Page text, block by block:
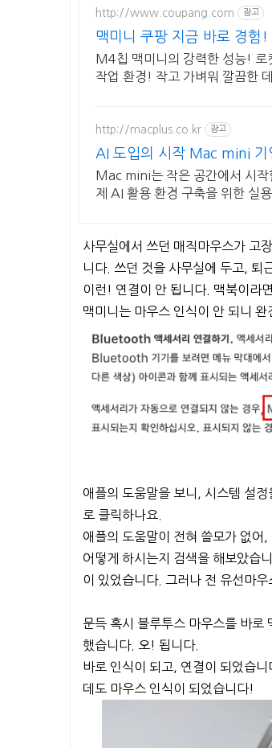
http://www.coupang.com 광고
맥미니 쿠팡 지금 바로 경험!
M4칩 맥미니의 강력한 성능! 로
작업 환경! 작고 가벼워 깔끔한
http://macplus.co.kr 광고
AI 도입의 시작 Mac mini 기
Mac mini는 작은 공간에서 시
제 AI 활용 환경 구축을 위한 실
사무실에서 쓰던 매직마우스가 고
니다. 쓰던 것을 사무실에 두고, 퇴
이런! 연결이 안 됩니다. 맥북이라
맥미니는 마우스 인식이 안 되니
애플의 도움말을 보니, 시스템 설
로 클릭하나요.
애플의 도움말이 전혀 쓸모가 없어
어떻게 하시는지 검색을 해보았습
이 있었습니다. 그러나 전 유선마
문득 혹시 블루투스 마우스를 바로
했습니다. 오! 됩니다.
바로 인식이 되고, 연결이 되었습
데도 마우스 인식이 되었습니다!